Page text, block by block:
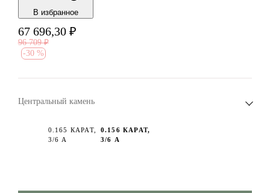
В избранноe
67 696,30 ₽
96 709 ₽
-30 %
Центральный камень
0.165 КАРАТ,
3/6 А
0.156 КАРАТ,
3/6 А